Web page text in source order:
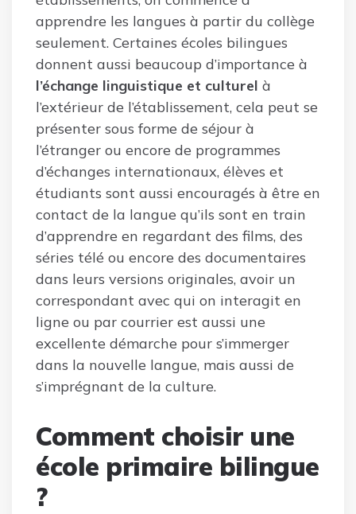
apprendre les langues à partir du collège
seulement. Certaines écoles bilingues
donnent aussi beaucoup d’importance à
l’échange linguistique et culturel à
l’extérieur de l’établissement, cela peut se
présenter sous forme de séjour à
l’étranger ou encore de programmes
d’échanges internationaux, élèves et
étudiants sont aussi encouragés à être en
contact de la langue qu’ils sont en train
d’apprendre en regardant des films, des
séries télé ou encore des documentaires
dans leurs versions originales, avoir un
correspondant avec qui on interagit en
ligne ou par courrier est aussi une
excellente démarche pour s’immerger
dans la nouvelle langue, mais aussi de
s’imprégnant de la culture.
Comment choisir une
école primaire bilingue
?